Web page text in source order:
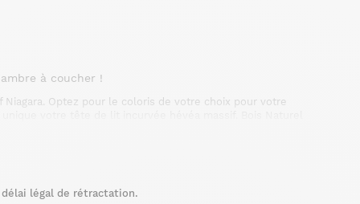
à coucher !
Optez pour le coloris de votre choix pour votre
et ses lignes laissant passer la lumière, ce dossier de
pleine de style et pratique, la tête de lit incurvée
graphiques qui créeront un contraste intéressant avec
délai légal de rétractation.